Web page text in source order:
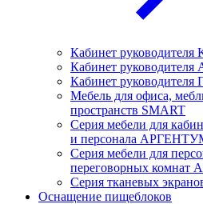
Кабинет руководителя
Кабинет
Кабинет
Мебель для офиса,
пространств SMART
Серия мебели для
и персонала
Серия мебели для
переговорных
Серия тканевых
Оснащение пищеблоков